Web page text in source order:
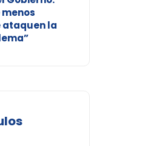
menos
ataquen la